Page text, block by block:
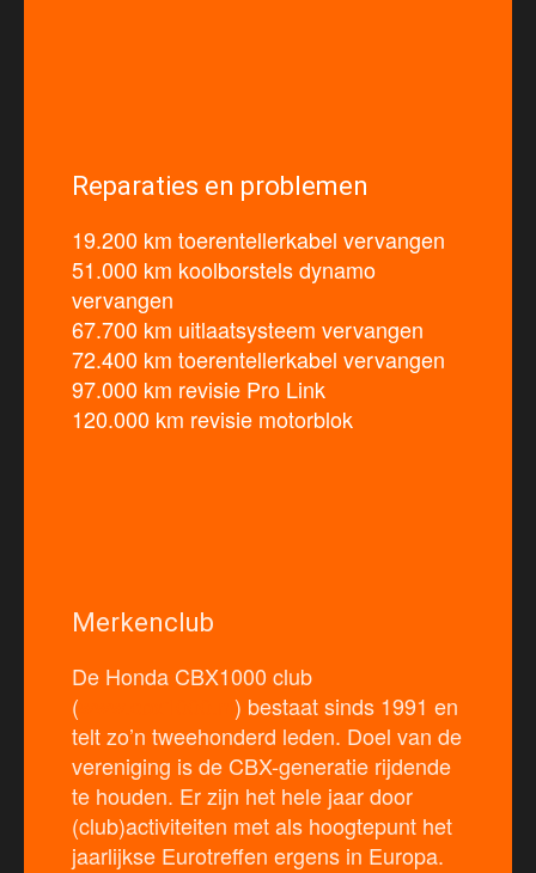
Reparaties en problemen
19.200 km toerentellerkabel vervangen
51.000 km koolborstels dynamo
vervangen
67.700 km uitlaatsysteem vervangen
72.400 km toerentellerkabel vervangen
97.000 km revisie Pro Link
120.000 km revisie motorblok
Merkenclub
De Honda CBX1000 club
(
) bestaat sinds 1991 en
telt zo’n tweehonderd leden. Doel van de
vereniging is de CBX-generatie rijdende
te houden. Er zijn het hele jaar door
(club)activiteiten met als hoogtepunt het
jaarlijkse Eurotreffen ergens in Europa.